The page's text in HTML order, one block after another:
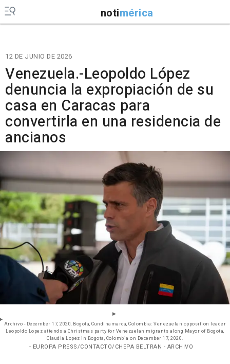
notimérica
12 DE JUNIO DE 2026
Venezuela.-Leopoldo López
denuncia la expropiación de su
casa en Caracas para
convertirla en una residencia de
ancianos
Archivo - December 17, 2020, Bogota, Cundinamarca, Colombia: Venezuelan opposition leader
Leopoldo Lopez attends a Christmas party for Venezuelan migrants along Mayor of Bogota,
Claudia Lopez in Bogota, Colombia on December 17, 2020.
- EUROPA PRESS/CONTACTO/CHEPA BELTRAN - ARCHIVO